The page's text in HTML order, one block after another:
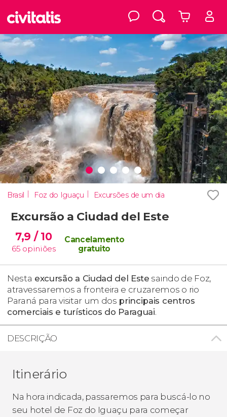
Brasil Foz do Iguaçu Excursões de um dia
Excursão a Ciudad del Este
7,9 / 10
65 opiniões
Cancelamento
gratuito
Nesta excursão a Ciudad del Este saindo de Foz,
atravessaremos a fronteira e cruzaremos o rio
Paraná para visitar um dos principais centros
comerciais e turísticos do Paraguai.
DESCRIÇÃO
Itinerário
Na hora indicada, passaremos para buscá-lo no
seu hotel de Foz do Iguaçu para começar